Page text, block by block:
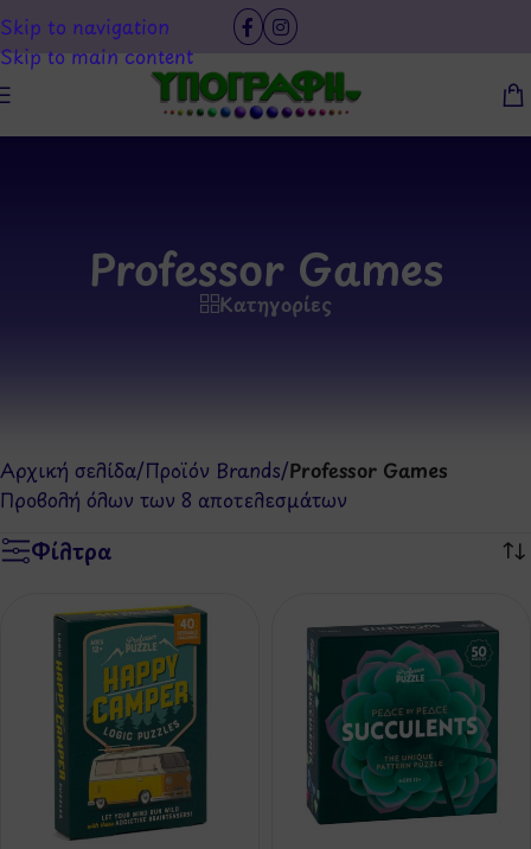
Skip to navigation
Skip to main content
Professor Games
Κατηγορίες
Αρχική σελίδα/Προϊόν Brands/Professor Games
Προβολή όλων των 8 αποτελεσμάτων
Φίλτρα